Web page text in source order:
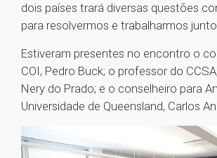
dois países trará diversas questões
para resolvermos e trabalharmos
Estiveram presentes no encontro o
COI, Pedro Buck; o professor do
Nery do Prado; e o conselheiro para
Universidade de Queensland, Carlos